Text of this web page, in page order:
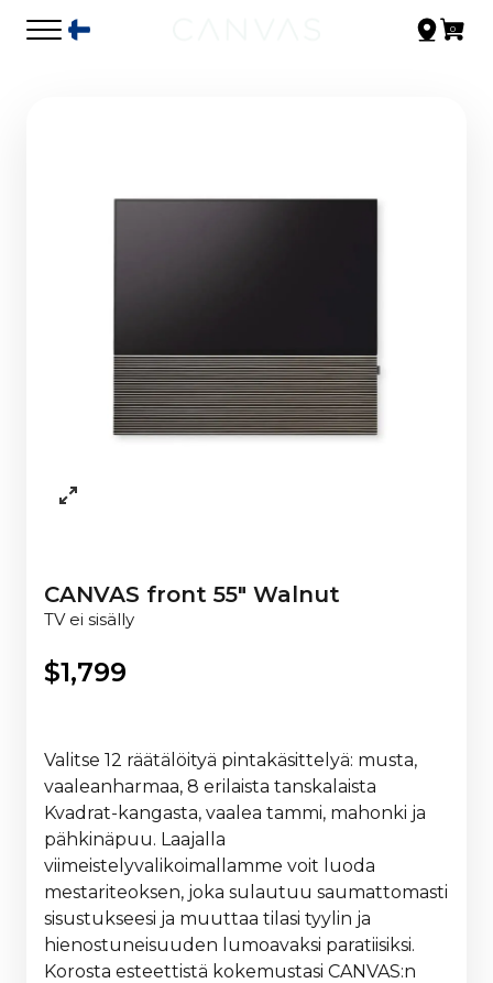
CANVAS front 55" Walnut
TV ei sisälly
$1,799
Valitse 12 räätälöityä pintakäsittelyä: musta,
vaaleanharmaa, 8 erilaista tanskalaista
Kvadrat-kangasta, vaalea tammi, mahonki ja
pähkinäpuu. Laajalla
viimeistelyvalikoimallamme voit luoda
mestariteoksen, joka sulautuu saumattomasti
sisustukseesi ja muuttaa tilasi tyylin ja
hienostuneisuuden lumoavaksi paratiisiksi.
Korosta esteettistä kokemustasi CANVAS:n